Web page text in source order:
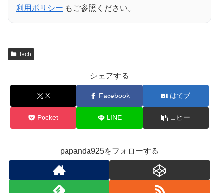
利用ポリシー もご参照ください。
Tech
シェアする
X Facebook はてブ
Pocket LINE コピー
papanda925をフォローする